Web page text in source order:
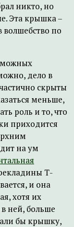
никто, но
Эта крышка –
волшебство по
дело в
скрыты
меньше,
роль и то, что
приходится
на ум
Т-
и она
хотя их
ней, больше
бы крышку,